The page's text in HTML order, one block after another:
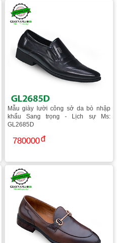
Mẫu giày lười công sở da bò nhập
khẩu Sang trọng - Lịch sự Ms:
GL2685D
780000